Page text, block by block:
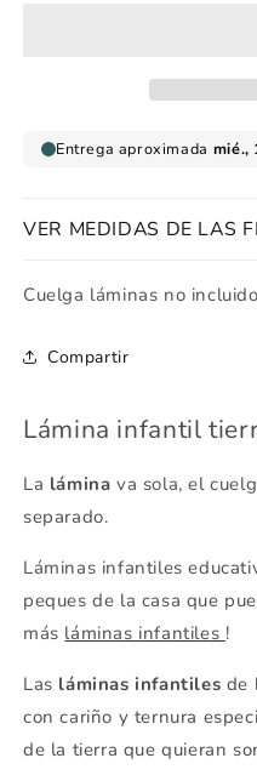
VER MEDIDAS DE LAS
Cuelga láminas no
Compartir
Lámina infantil
La lámina va sola, el
separado.
Láminas infantiles
peques de la casa que
más láminas infantiles !
Las láminas infantiles de
con cariño y ternura
de la tierra que quieran